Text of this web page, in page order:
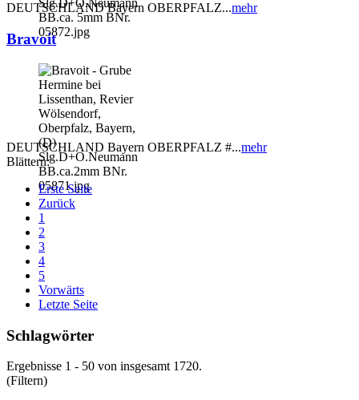
DEUTSCHLAND Bayern OBERPFALZ...mehr
Bravoit
DEUTSCHLAND Bayern OBERPFALZ #...mehr
Blättern:
Erste Seite
Zurück
1
2
3
4
5
Vorwärts
Letzte Seite
Schlagwörter
Ergebnisse 1 - 50 von insgesamt 1720.
(Filtern)